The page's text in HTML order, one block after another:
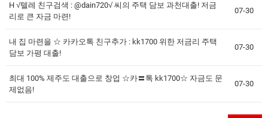
H √텔레 친구검색 : @dain720√ 씨의 주택 담보 과천대출! 저금
리로 큰 자금 마련!
07-30
내 집 마련을 ☆ 카카오톡 친구추가 : kk1700 위한 저금리 주택
담보 가평 대출!
07-30
최대 100% 제주도 대출으로 창업 ☆카〓톡 kk1700☆ 자금도 문
제없음!
07-30